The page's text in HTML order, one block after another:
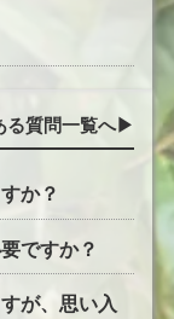
る質問一覧へ▶︎
か？
ですか？
が、思い入